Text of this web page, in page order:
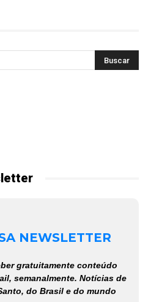
NEWSLETTER
gratuitamente conteúdo
semanalmente. Notícias de
do Brasil e do mundo